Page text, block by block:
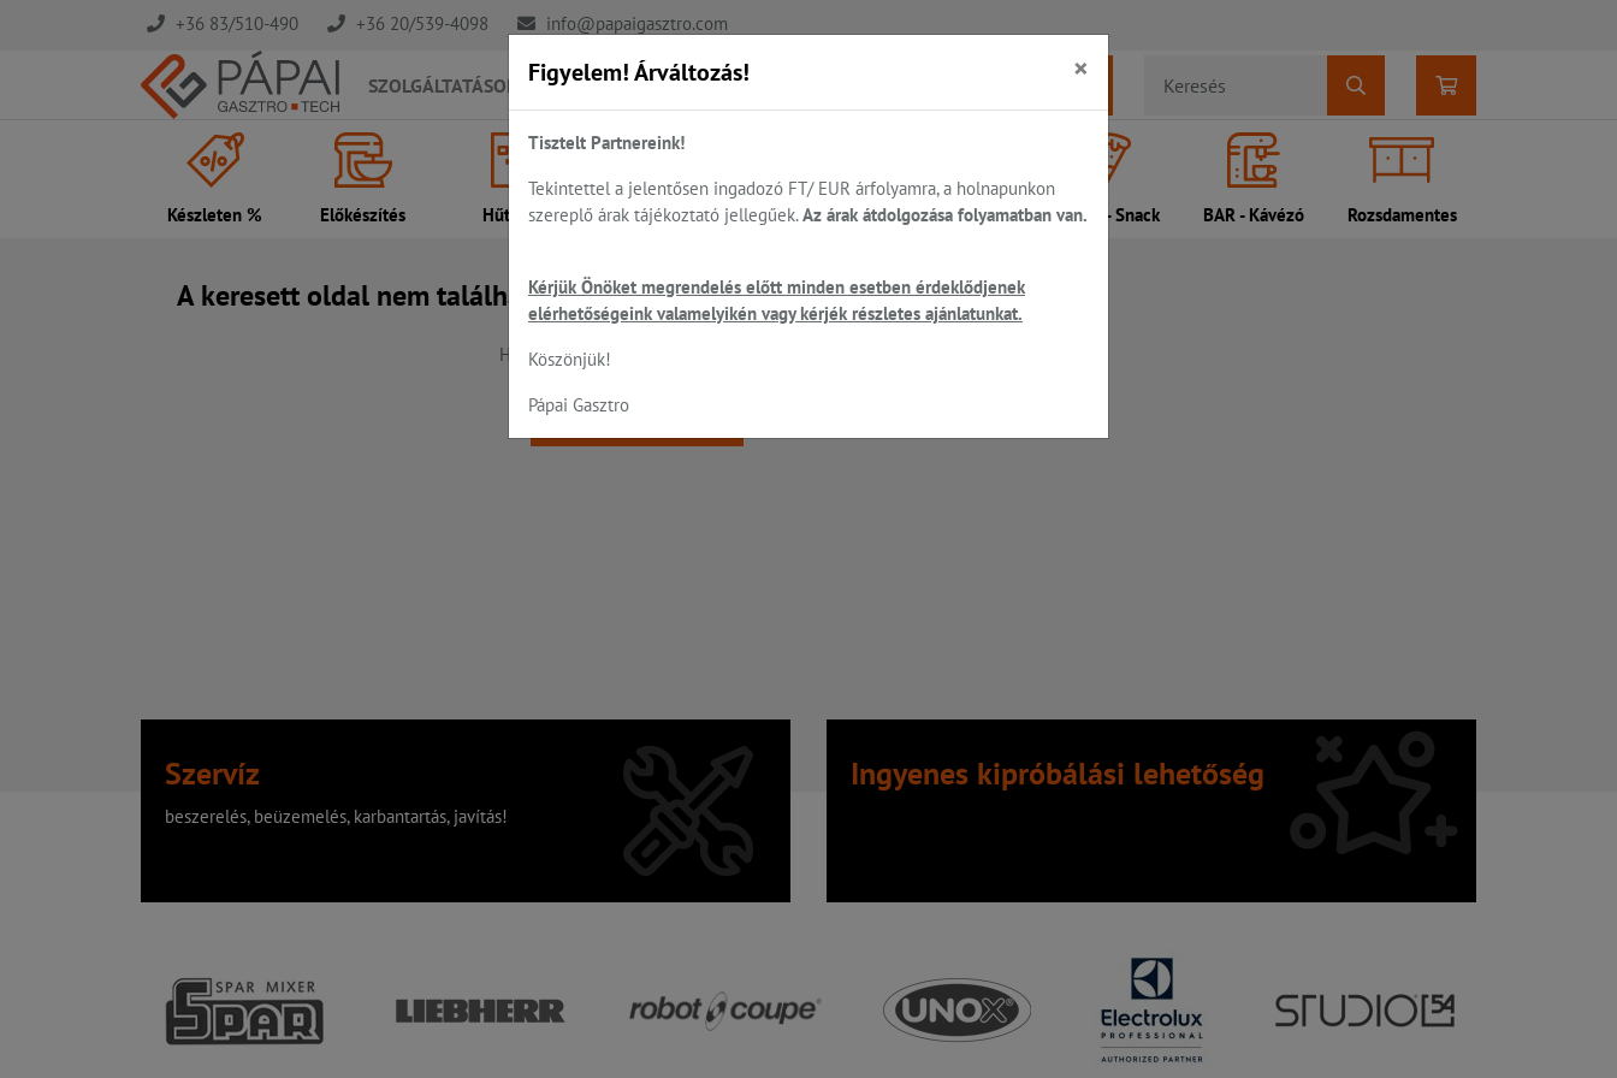
+36 83/510-490 +36 20/539-4098 info@papaigasztro.com
SZOLGÁLTATÁSOK REFERENCIÁK AKTUÁLIS
Készleten % Előkészítés Hűtés... Sütés - főzés Cukrászat... Mosogatás HENDI - Snack BAR - Kávézó Rozsdamentes
A keresett oldal nem található
Hiba, a keresett oldal nem található!
Vissza a főoldalra
Szervíz
beszerelés, beüzemelés, karbantartás, javítás!
Ingyenes kipróbálási lehetőség
Figyelem! Árváltozás! ×
Tisztelt Partnereink!
Tekintettel a jelentősen ingadozó FT/ EUR árfolyamra, a holnapunkon
szereplő árak tájékoztató jellegűek. Az árak átdolgozása folyamatban van.
Kérjük Önöket megrendelés előtt minden esetben érdeklődjenek
elérhetőségeink valamelyikén vagy kérjék részletes ajánlatunkat.
Köszönjük!
Pápai Gasztro